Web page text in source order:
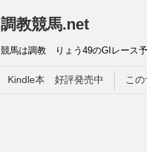
調教競馬.net
競馬は調教 りょう49のGIレース
Kindle本 好評発売中 こ